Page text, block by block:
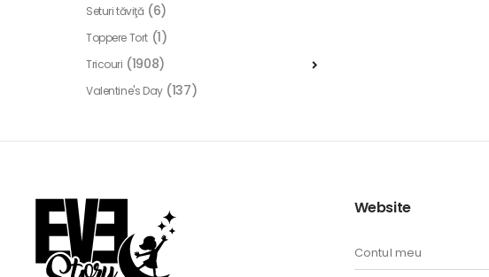
Seturi tăviţă (6)
Toppere Tort (1)
Tricouri (1908)
Valentine's Day (137)
Website
Contul meu